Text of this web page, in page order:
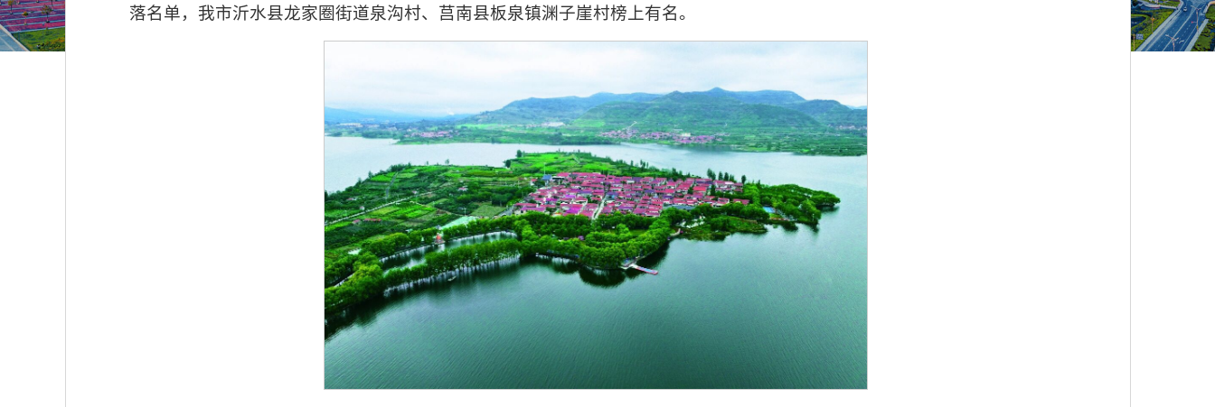
落名单，我市沂水县龙家圈街道泉沟村、莒南县板泉镇渊子崖村榜上有名。